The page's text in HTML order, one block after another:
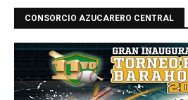
CONSORCIO AZUCARERO CENTRAL